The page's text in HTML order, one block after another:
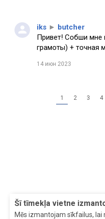
Šī tīmekļa vietne
Mēs izmantojam sīkfailus, lai
iks ► butcher
Привет! Собши мне
грамоты) + точная
14 июн 2023
1 2 3 4